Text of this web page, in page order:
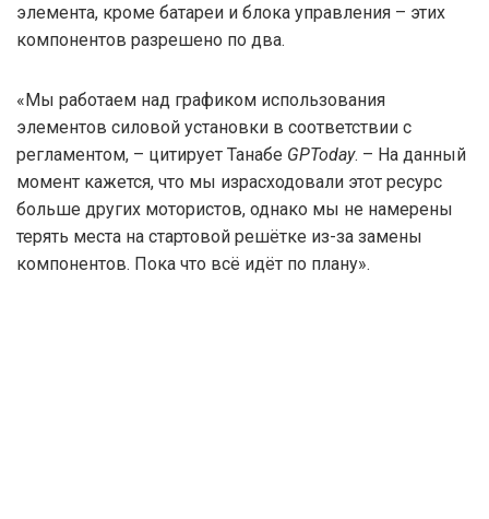
элемента, кроме батареи и блока управления – этих
компонентов разрешено по два.
«Мы работаем над графиком использования
элементов силовой установки в соответствии с
регламентом, – цитирует Танабе GPToday. – На данный
момент кажется, что мы израсходовали этот ресурс
больше других мотористов, однако мы не намерены
терять места на стартовой решётке из-за замены
компонентов. Пока что всё идёт по плану».